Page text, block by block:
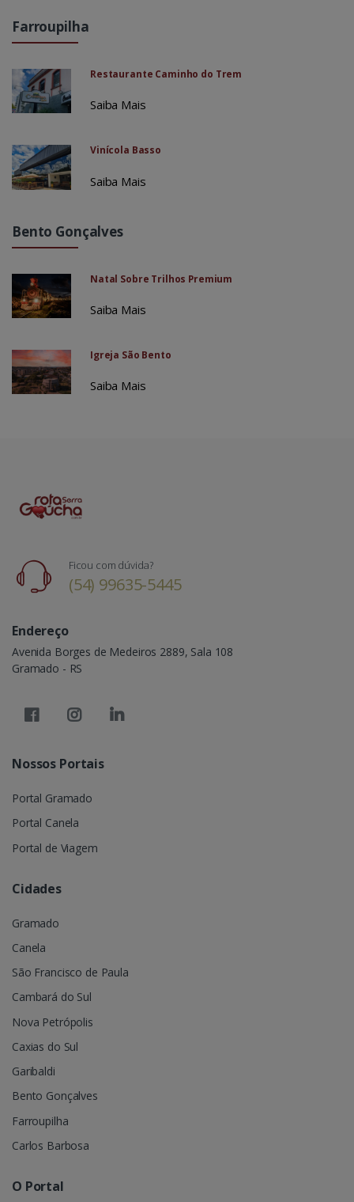
Farroupilha
Restaurante Caminho do Trem
Saiba Mais
Vinícola Basso
Saiba Mais
Bento Gonçalves
Natal Sobre Trilhos Premium
Saiba Mais
Igreja São Bento
Saiba Mais
Ficou com dúvida?
(54) 99635-5445
Endereço
Avenida Borges de Medeiros 2889, Sala 108
Gramado - RS
Nossos Portais
Portal Gramado
Portal Canela
Portal de Viagem
Cidades
Gramado
Canela
São Francisco de Paula
Cambará do Sul
Nova Petrópolis
Caxias do Sul
Garibaldi
Bento Gonçalves
Farroupilha
Carlos Barbosa
O Portal